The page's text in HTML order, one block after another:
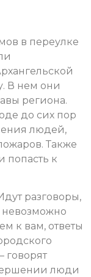
в переулке
В нем они
региона.
до сих пор
людей,
Также
попасть к
разговоры,
невозможно
к вам, ответы
говорят
люди